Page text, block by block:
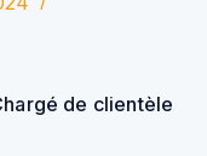
de clientèle